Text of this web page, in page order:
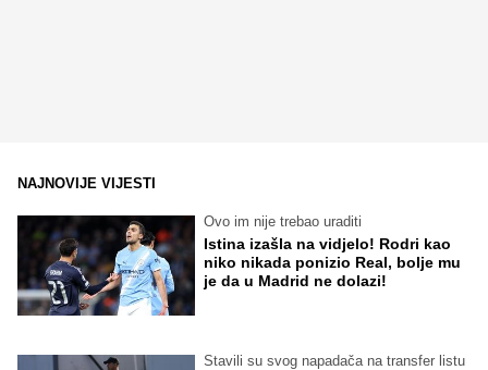
NAJNOVIJE VIJESTI
Ovo im nije trebao uraditi
Istina izašla na vidjelo! Rodri kao
niko nikada ponizio Real, bolje mu
je da u Madrid ne dolazi!
Stavili su svog napadača na transfer listu